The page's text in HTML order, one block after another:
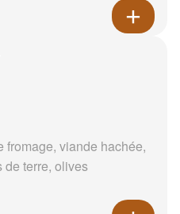
fromage, viande hachée,
de terre, olives